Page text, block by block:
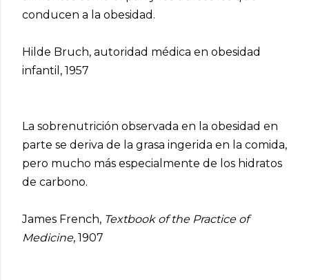
conducen a la obesidad.
Hilde Bruch, autoridad médica en obesidad
infantil, 1957
La sobrenutrición observada en la obesidad en
parte se deriva de la grasa ingerida en la comida,
pero mucho más especialmente de los hidratos
de carbono.
James French, Textbook of the Practice of
Medicine, 1907